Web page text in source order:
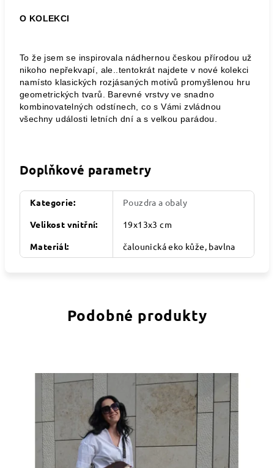
O KOLEKCI
To že jsem se inspirovala nádhernou českou přírodou už
nikoho nepřekvapí, ale..tentokrát najdete v nové kolekci
namísto klasických rozjásaných motivů promyšlenou hru
geometrických tvarů. Barevné vrstvy ve snadno
kombinovatelných odstínech, co s Vámi zvládnou
všechny události letních dní a s velkou parádou.
Doplňkové parametry
Kategorie:
Pouzdra a obaly
Velikost vnitřní:
19x13x3 cm
Materiál: čalounická eko kůže, bavlna
Podobné produkty